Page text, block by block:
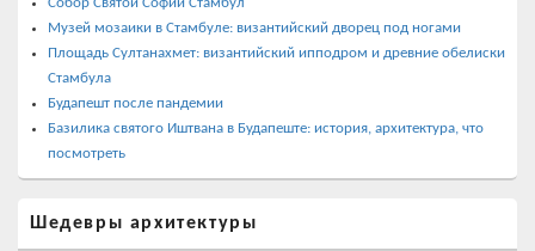
Музей мозаики в Стамбуле: византийский дворец под ногами
Площадь Султанахмет: византийский ипподром и древние обелиски
Стамбула
Будапешт после пандемии
Базилика святого Иштвана в Будапеште: история, архитектура, что
посмотреть
Шедевры архитектуры